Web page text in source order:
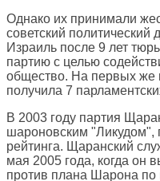
Однако их принимали
советский политический
Израиль после 9 лет
партию с целью
общество. На первых же
получила 7
В 2003 году партия
шароновским "Ликудом",
рейтинга. Щаранский
мая 2005 года, когда он
против плана Шарона по